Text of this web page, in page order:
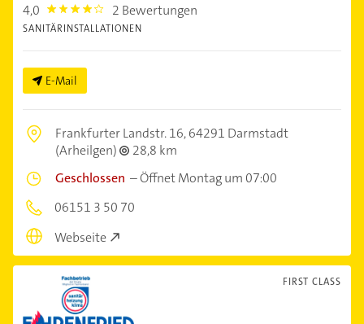
4,0 4.0 2 Bewertungen
SANITÄRINSTALLATIONEN
E-Mail
Frankfurter Landstr. 16,64291 Darmstadt
(Arheilgen)
28,8 km
Geschlossen –Öffnet Montag um 07:00
06151 3 50 70
Webseite
FIRST CLASS